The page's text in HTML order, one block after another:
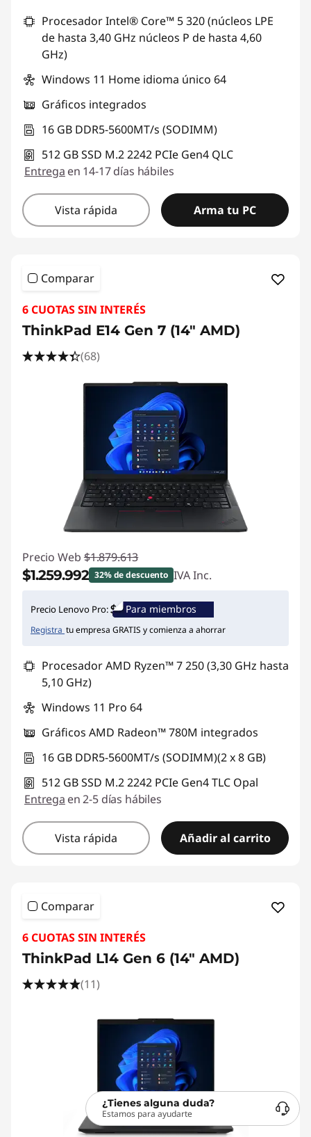
Procesador Intel® Core™ 5 320 (núcleos LPE
de hasta 3,40 GHz núcleos P de hasta 4,60
GHz)
Windows 11 Home idioma único 64
Gráficos integrados
16 GB DDR5-5600MT/s (SODIMM)
512 GB SSD M.2 2242 PCIe Gen4 QLC
Entrega en 14-17 días hábiles
Vista rápida Arma tu PC
Comparar
6 CUOTAS SIN INTERÉS
ThinkPad E14 Gen 7 (14" AMD)
(68)
Precio Web $1.879.613
$1.259.992 32% de descuento IVA Inc.
Ahorros instantáneos :-$619.621
Precio Lenovo Pro: Para miembros
Registra tu empresa GRATIS y comienza a ahorrar
Procesador AMD Ryzen™ 7 250 (3,30 GHz hasta
5,10 GHz)
Windows 11 Pro 64
Gráficos AMD Radeon™ 780M integrados
16 GB DDR5-5600MT/s (SODIMM)(2 x 8 GB)
512 GB SSD M.2 2242 PCIe Gen4 TLC Opal
Entrega en 2-5 días hábiles
Vista rápida Añadir al carrito
Comparar
6 CUOTAS SIN INTERÉS
ThinkPad L14 Gen 6 (14" AMD)
(11)
¿Tienes alguna duda?
Estamos para ayudarte